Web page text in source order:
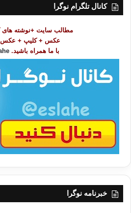
کانال تلگرام نوگرا
مطالب سایت +نوشته های
عکس + کلیپ + عکس
با ما همراه باشید.
خبرنامه نوگرا